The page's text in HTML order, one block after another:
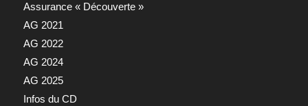
Assurance « Découverte »
AG 2021
AG 2022
AG 2024
AG 2025
Infos du CD